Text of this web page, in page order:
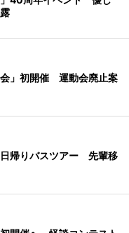
」初開催 運動会廃止案
帰りバスツアー 先輩移